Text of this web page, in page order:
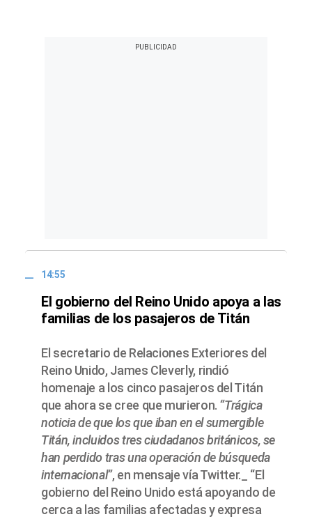
14:55
El gobierno del Reino Unido apoya a las
familias de los pasajeros de Titán
El secretario de Relaciones Exteriores del
Reino Unido, James Cleverly, rindió
homenaje a los cinco pasajeros del Titán
que ahora se cree que murieron. “Trágica
noticia de que los que iban en el sumergible
Titán, incluidos tres ciudadanos británicos, se
han perdido tras una operación de búsqueda
internacional”, en mensaje vía Twitter._ “El
gobierno del Reino Unido está apoyando de
cerca a las familias afectadas y expresa